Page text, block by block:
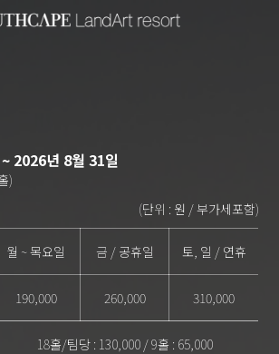
2026년 8월 31일
)
(단위 : 원 / 부가세포함)
월 ~ 목요일 금 / 공휴일 토, 일 / 연휴
190,000 260,000 310,000
18홀/팀당 : 130,000 / 9홀 : 65,000